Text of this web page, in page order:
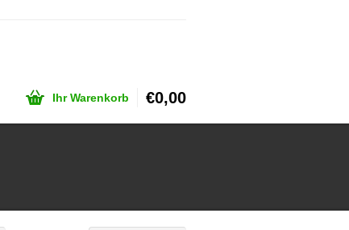
Ihr Warenkorb €0,00